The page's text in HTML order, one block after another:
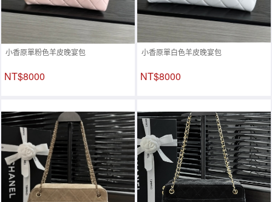
小香原單粉色羊皮晚宴包
NT$8000
小香原單白色羊皮晚宴包
NT$8000